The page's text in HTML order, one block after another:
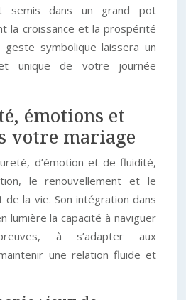
semis dans un grand pot
la croissance et la prospérité
symbolique laissera un
unique de votre journée
émotions et
votre mariage
d’émotion et de fluidité,
le renouvellement et le
de la vie. Son intégration dans
lumière la capacité à naviguer
à s’adapter aux
une relation fluide et